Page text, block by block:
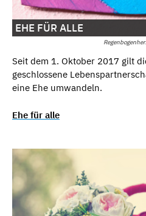
EHE FÜR ALLE
Seit dem 1. Oktober 2017 gilt
geschlossene
eine Ehe umwandeln.
Ehe für alle